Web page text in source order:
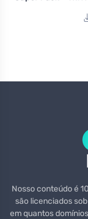
Nosso conteúdo é
são licenciados
em quantos